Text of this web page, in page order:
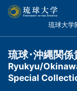
コ
琉球大
琉球･沖縄関
Ryukyu/
Special